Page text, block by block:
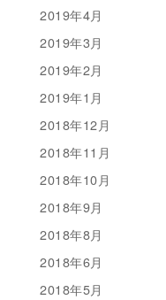
2019年4月
2019年3月
2019年2月
2019年1月
2018年12月
2018年11月
2018年10月
2018年9月
2018年8月
2018年6月
2018年5月